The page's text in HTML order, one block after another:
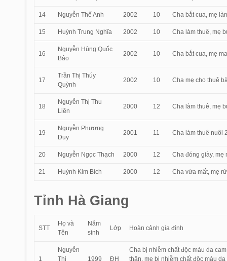
14 Nguyễn Thế Anh 2002 10 Cha bắt cua, mẹ
15 Huỳnh Trung Nghĩa 2002 10 Cha làm thuê, mẹ
16
Nguyễn Hùng Quốc
Bảo
2002 10 Cha bắt cua, mẹ
17
Trần Thị Thúy
Quỳnh
2002 10 Cha mẹ cho thuê
18
Nguyễn Thị Thu
Liên
2000 12 Cha làm thuê, mẹ
19
Nguyễn Phương
Duy
2001 11 Cha làm thuê nuôi
20 Nguyễn Ngọc Thạch 2000 12 Cha đóng giày, mẹ
21 Huỳnh Kim Bích 2000 12 Cha vừa mất, mẹ
Tỉnh Hà Giang
STT
Họ và
Tên
Năm
sinh
Lớp Hoàn cảnh gia đình
1
Nguyễn
Thị
1999 ĐH
Cha bị nhiễm chất độc màu da
thân, mẹ bị nhiễm chất độc màu